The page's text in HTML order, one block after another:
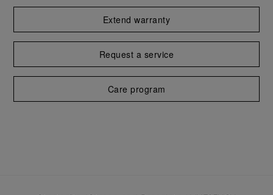
Extend warranty
Request a service
Care program